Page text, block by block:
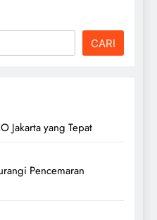
CARI
Jakarta yang Tepat
Pencemaran